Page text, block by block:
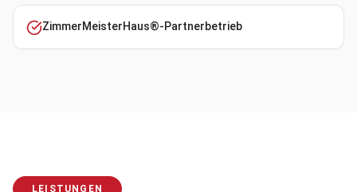
ZimmerMeisterHaus®-Partnerbetrieb
LEISTUNGEN